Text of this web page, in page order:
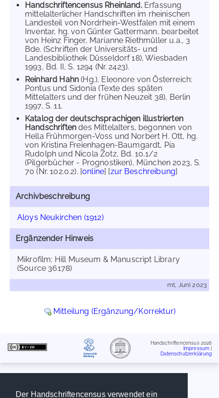
Der Handschriftencensus verwendet ein
Handschriftencensus Rheinland.Erfassung
mittelalterlicher Handschriften im rheinischen
Landesteil von Nordrhein-Westfalen mit einem
Inventar, hg. von Günter Gattermann, bearbeitet
von Heinz Finger, Marianne Riethmüller u.a., 3
Bde. (Schriften der Universitäts- und
Landesbibliothek Düsseldorf 18), Wiesbaden
1993, Bd. II, S. 1294 (Nr. 2423).
Reinhard Hahn(Hg.), Eleonore von Österreich:
Pontus und Sidonia (Texte des späten
Mittelalters und der frühen Neuzeit 38), Berlin
1997, S. 11.
Katalog der deutschsprachigen illustrierten
Handschriftendes Mittelalters, begonnen von
Hella Frühmorgen-Voss und Norbert H. Ott, hg.
von Kristina Freienhagen-Baumgardt, Pia
Rudolph und Nicola Zotz, Bd. 10,1/2
(Pilgerbücher - Prognostiken), München 2023, S.
70 (Nr. 102.0.2). [online] [zur Beschreibung]
Archivbeschreibung
Aloys Neukirchen (1912)
Ergänzender Hinweis
Mikrofilm: Hill Museum & Manuscript Library
(Source 36178)
mt, Juni 2023
Mitteilung (Ergänzung/Korrektur)
Handschriftencensus 2026
Impressum
Datenschutzerklärung